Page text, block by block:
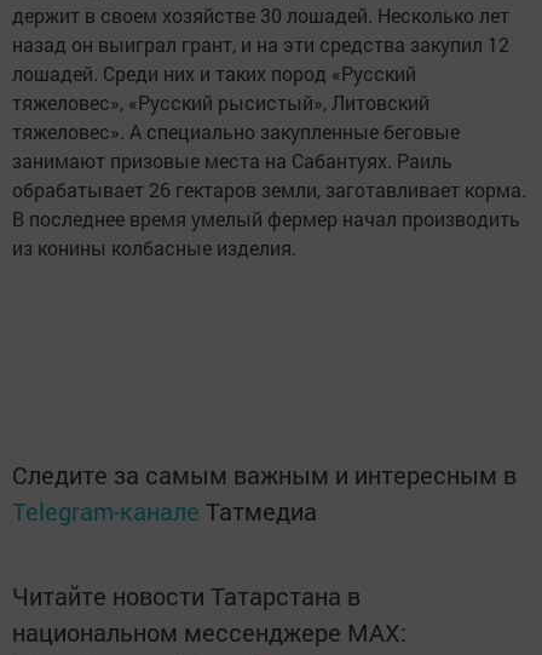
держит в своем хозяйстве 30 лошадей. Несколько лет
назад он выиграл грант, и на эти средства закупил 12
лошадей. Среди них и таких пород «Русский
тяжеловес», «Русский рысистый», Литовский
тяжеловес». А специально закупленные беговые
занимают призовые места на Сабантуях. Раиль
обрабатывает 26 гектаров земли, заготавливает корма.
В последнее время умелый фермер начал производить
из конины колбасные изделия.
Следите за самым важным и интересным в
Telegram-канале Татмедиа
Читайте новости Татарстана в
национальном мессенджере MАХ: